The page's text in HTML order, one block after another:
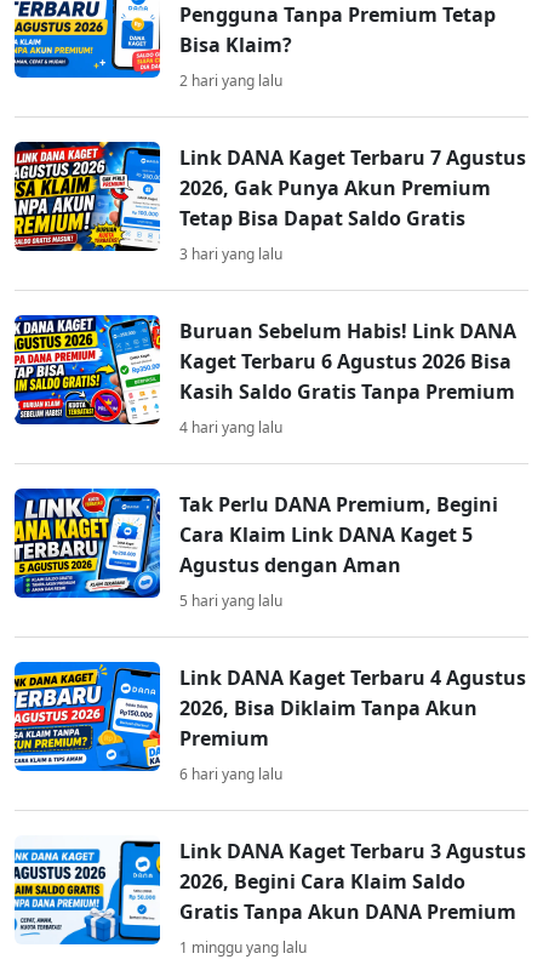
Pengguna Tanpa Premium Tetap
Bisa Klaim?
2 hari yang lalu
Link DANA Kaget Terbaru 7 Agustus
2026, Gak Punya Akun Premium
Tetap Bisa Dapat Saldo Gratis
3 hari yang lalu
Buruan Sebelum Habis! Link DANA
Kaget Terbaru 6 Agustus 2026 Bisa
Kasih Saldo Gratis Tanpa Premium
4 hari yang lalu
Tak Perlu DANA Premium, Begini
Cara Klaim Link DANA Kaget 5
Agustus dengan Aman
5 hari yang lalu
Link DANA Kaget Terbaru 4 Agustus
2026, Bisa Diklaim Tanpa Akun
Premium
6 hari yang lalu
Link DANA Kaget Terbaru 3 Agustus
2026, Begini Cara Klaim Saldo
Gratis Tanpa Akun DANA Premium
1 minggu yang lalu